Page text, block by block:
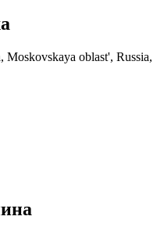
Moskovskaya oblast', Russia,